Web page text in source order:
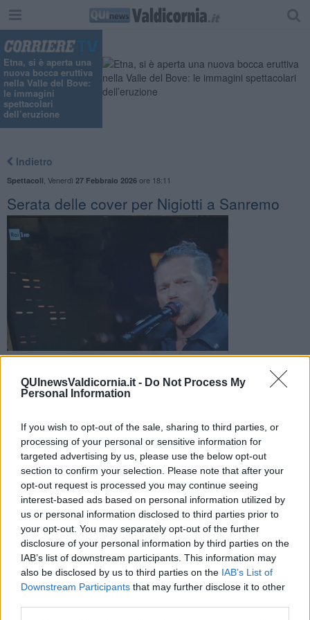
QUInewsValdicornia.it - Do Not Process My
Personal Information
If you wish to opt-out of the sale, sharing to third parties, or
processing of your personal or sensitive information for
targeted advertising by us, please use the below opt-out
section to confirm your selection. Please note that after your
opt-out request is processed you may continue seeing
interest-based ads based on personal information utilized by
us or personal information disclosed to third parties prior to
your opt-out. You may separately opt-out of the further
disclosure of your personal information by third parties on the
IAB’s list of downstream participants. This information may
also be disclosed by us to third parties on the IAB’s List of
Downstream Participants that may further disclose it to other
Etna, si è aperta una
nuova bocca eruttiva
nella Valle del Bove:
le immagini
spettacolari
dell’eruzione
Indietro
Spettacoli Venerdì 27 Febbraio 2026ore 18:11
Serata delle cover per Nigiotti a Sanremo
Alfa per interpretare la cover di "En e Xanax" di Samuele
Bersani
SANREMO —
Si apre il sipario sulla quarta serata del 76esimo
festival di Sanremo. Sul palco ci saranno tutti e 30 gli artisti in gara
che si esibiranno con l'interpretazione delle cover.
Il cantautore livornese Enrico Nigiotti canterà insieme ad Alfa
interpretando "En e Xanax" di Samuele Bersani. Secondo la
scaletta di Carlo Conti l'esibizione di Nigiotti è prevista per le 23,17.